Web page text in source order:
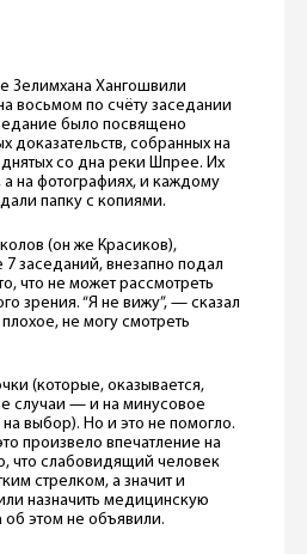
Зелимхана Хангошвили
восьмом по счёту заседании
было посвящено
доказательств, собранных на
со дна реки Шпрее. Их
на фотографиях, и каждому
папку с копиями.
(он же Красиков),
заседаний, внезапно подал
что не может рассмотреть
зрения. “Я не вижу”, — сказал
не могу смотреть
(которые, оказывается,
случаи — и на минусовое
выбор). Но и это не помогло.
произвело впечатление на
что слабовидящий человек
стрелком, а значит и
назначить медицинскую
об этом не объявили.